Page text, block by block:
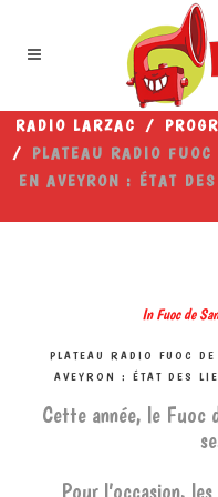
RADIO LARZAC /
/ PLATEAU RADIO
EN AVEYRON : ÉTAT
In Fuoc de
PLATEAU RADIO FUOC
AVEYRON : ÉTAT DES
Cette année, le Fuoc
Pour l’occasion,